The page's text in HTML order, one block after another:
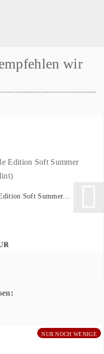
wir
Soft Summer...
NUR NOCH WENIGE